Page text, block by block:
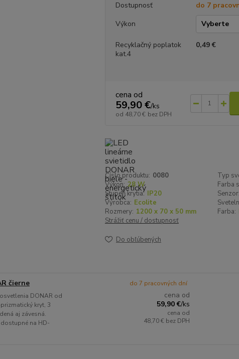
Dostupnosť
do 7
Výkon
Recyklačný poplatok
kat.4
0,49 €
cena od
59,90 €/ks
od 48,70 € bez DPH
Číslo produktu: 0080 Typ
Výkon: 28 W Farba
Stupeň krytia: IP20 Senzor:
Výrobca: Ecolite
Rozmery: 1200 x 70 x 50 mm Farba:
Strážiť cenu / dostupnosť
Do obľúbených
čierne
DONAR od
kryt, 3
aj závesná.
na HD-
cena od
59,90 €/ks
cena od
48,70 € bez DPH
do 7 pracovných dní